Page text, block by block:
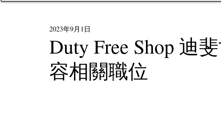
Duty Free Shop 迪
容相關職位
2023年9月1日